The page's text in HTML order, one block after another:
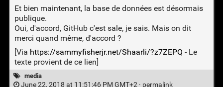
Et bien maintenant, la base de données est désormais
publique.
Oui, d'accord, GitHub c'est sale, je sais. Mais on dit
merci quand même, d'accord ?
[Via https://sammyfisherjr.net/Shaarli/?z7ZEPQ - Le
texte provient de ce lien]
media
June 22, 2018 at 11:51:46 PM GMT+2 · permalink